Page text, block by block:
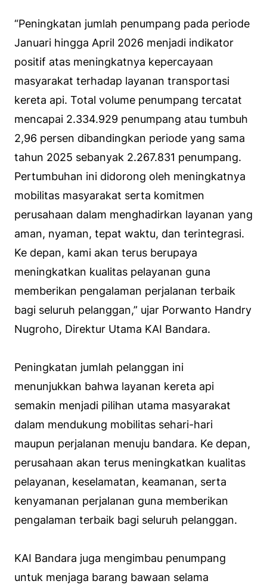
“Peningkatan jumlah penumpang pada periode
Januari hingga April 2026 menjadi indikator
positif atas meningkatnya kepercayaan
masyarakat terhadap layanan transportasi
kereta api. Total volume penumpang tercatat
mencapai 2.334.929 penumpang atau tumbuh
2,96 persen dibandingkan periode yang sama
tahun 2025 sebanyak 2.267.831 penumpang.
Pertumbuhan ini didorong oleh meningkatnya
mobilitas masyarakat serta komitmen
perusahaan dalam menghadirkan layanan yang
aman, nyaman, tepat waktu, dan terintegrasi.
Ke depan, kami akan terus berupaya
meningkatkan kualitas pelayanan guna
memberikan pengalaman perjalanan terbaik
bagi seluruh pelanggan,” ujar Porwanto Handry
Nugroho, Direktur Utama KAI Bandara.
Peningkatan jumlah pelanggan ini
menunjukkan bahwa layanan kereta api
semakin menjadi pilihan utama masyarakat
dalam mendukung mobilitas sehari-hari
maupun perjalanan menuju bandara. Ke depan,
perusahaan akan terus meningkatkan kualitas
pelayanan, keselamatan, keamanan, serta
kenyamanan perjalanan guna memberikan
pengalaman terbaik bagi seluruh pelanggan.
KAI Bandara juga mengimbau penumpang
untuk menjaga barang bawaan selama